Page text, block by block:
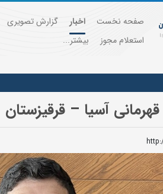
صفحه نخست اخبار گزارش تصویری
استعلام مجوز
بیشتر...
آسیا – قرقیزستان